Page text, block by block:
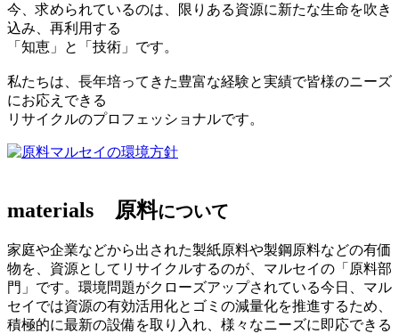
今、求められているのは、限りある資源に新たな生命を吹き
込み、再利用する
「知恵」と「技術」です。
私たちは、長年培ってきた豊富な経験と実績で皆様のニーズ
にお応えできる
リサイクルのプロフェッショナルです。
マルセイの環境方針
materials 原料について
家庭や企業などから出された製紙原料や製鋼原料などの有価
物を、資源としてリサイクルするのが、マルセイの「原料部
門」です。環境問題がクローズアップされている今日、マル
セイでは資源の有効活用化とゴミの減量化を推進するため、
積極的に最新の設備を取り入れ、様々なニーズに即応できる